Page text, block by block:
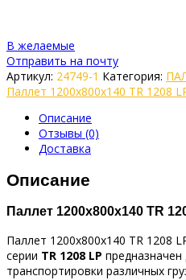
В желаемые
Отправить на почту
Артикул: 24749-1 Категория:
Паллет 1200х800х140 TR 1208
Описание
Отзывы (0)
Доставка
Описание
Паллет 1200х800х140 TR
Паллет 1200х800х140 TR 1208
серии TR 1208 LP предназначен
транспортировки различных